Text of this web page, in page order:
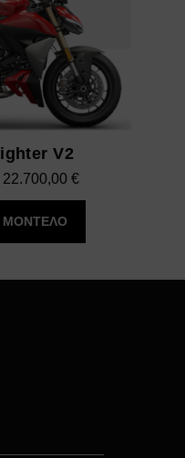
V2
22.700,00 €Εύρος
τιμών:
22.700,00 €
ΜΟΝΤΕΛΟ